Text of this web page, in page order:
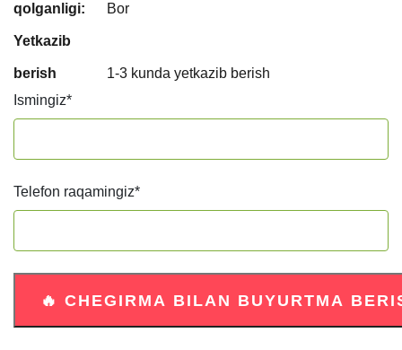
qolganligi: Bor
Yetkazib
berish
1-3 kunda yetkazib berish
Ismingiz*
Telefon raqamingiz*